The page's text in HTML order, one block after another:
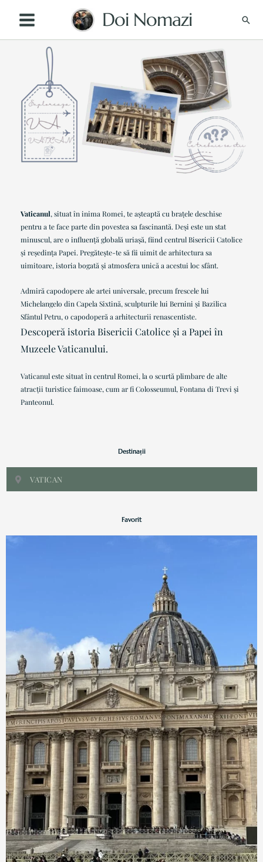
Doi Nomazi
Vaticanul, situat în inima Romei, te așteaptă cu brațele deschise
pentru a te face parte din povestea sa fascinantă. Deși este un stat
minuscul, are o influență globală uriașă, fiind centrul Bisericii Catolice
și reședința Papei. Pregătește-te să fii uimit de arhitectura sa
uimitoare, istoria bogată și atmosfera unică a acestui loc sfânt.
Admiră capodopere ale artei universale, precum frescele lui
Michelangelo din Capela Sixtină, sculpturile lui Bernini și Bazilica
Sfântul Petru, o capodoperă a arhitecturii renascentiste.
Descoperă istoria Bisericii Catolice și a Papei în
Muzeele Vaticanului.
Vaticanul este situat în centrul Romei, la o scurtă plimbare de alte
atracții turistice faimoase, cum ar fi Colosseumul, Fontana di Trevi și
Panteonul.
Destinații
VATICAN
Favorit